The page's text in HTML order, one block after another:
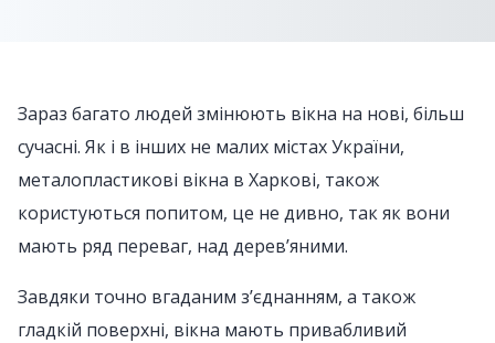
Зараз багато людей змінюють вікна на нові, більш
сучасні. Як і в інших не малих містах України,
металопластикові вікна в Харкові, також
користуються попитом, це не дивно, так як вони
мають ряд переваг, над дерев’яними.
Завдяки точно вгаданим з’єднанням, а також
гладкій поверхні, вікна мають привабливий